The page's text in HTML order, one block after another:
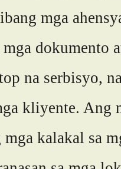
mga
dokumento
na serbisyo,
kliyente. Ang
kalakal sa